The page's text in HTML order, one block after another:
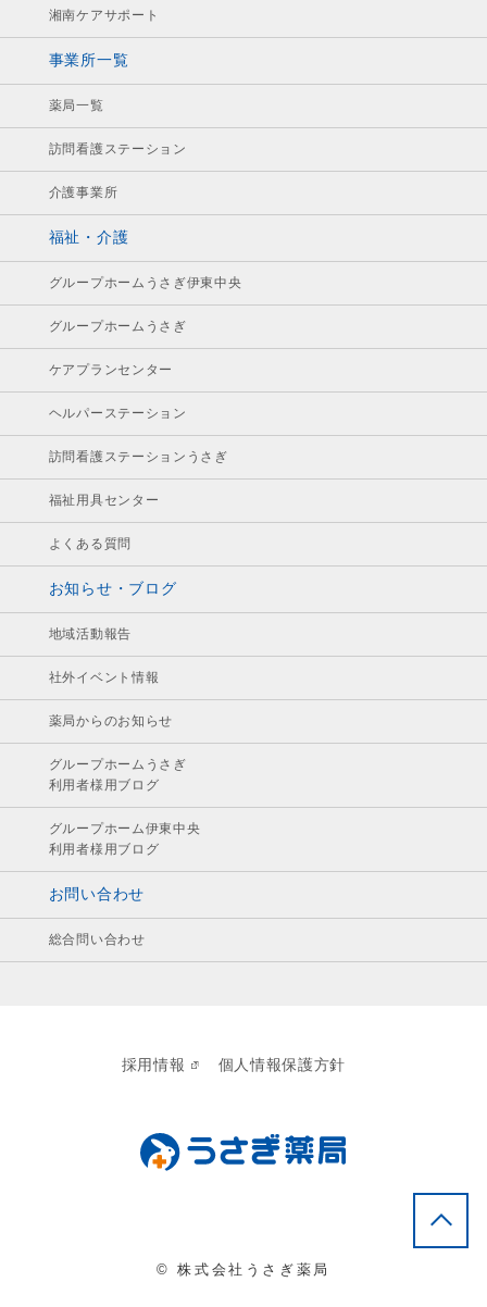
湘南ケアサポート
事業所一覧
薬局一覧
訪問看護ステーション
介護事業所
福祉・介護
グループホームうさぎ伊東中央
グループホームうさぎ
ケアプランセンター
ヘルパーステーション
訪問看護ステーションうさぎ
福祉用具センター
よくある質問
お知らせ・ブログ
地域活動報告
社外イベント情報
薬局からのお知らせ
グループホームうさぎ
利用者様用ブログ
グループホーム伊東中央
利用者様用ブログ
お問い合わせ
総合問い合わせ
採用情報 個人情報保護方針
© 株式会社うさぎ薬局